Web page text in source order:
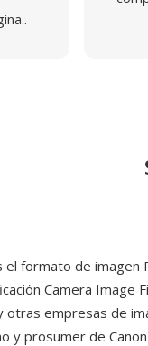
el formato de imagen
Camera Image
otras empresas de
y prosumer de